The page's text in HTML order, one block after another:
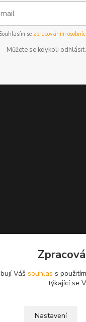
se zpracováním
Můžete se kdykoli
Váš souhlas s
týkající se
Nastavení